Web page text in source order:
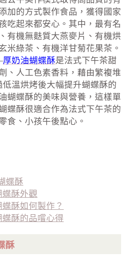
加的方式製作食品，獲得國家
吃起來都安心。其中，最有名
有機無麩質大燕麥片、有機烘
米綠茶、有機洋甘菊花果茶。
厚奶油蝴蝶酥是法式下午茶甜
、人工色素香料，藉由繁複堆
低溫烘烤後大幅提升蝴蝶酥的
蝴蝶酥的美味與營養，這樣單
蝶酥很適合作為法式下午茶的
食、小孩午後點心。
蝶酥
蝶酥外觀
酥如何製作？
酥的品嚐心得
酥